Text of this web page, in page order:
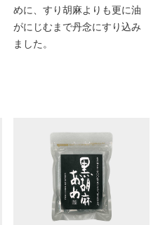
めに、すり胡麻よりも更に油
がにじむまで丹念にすり込み
ました。